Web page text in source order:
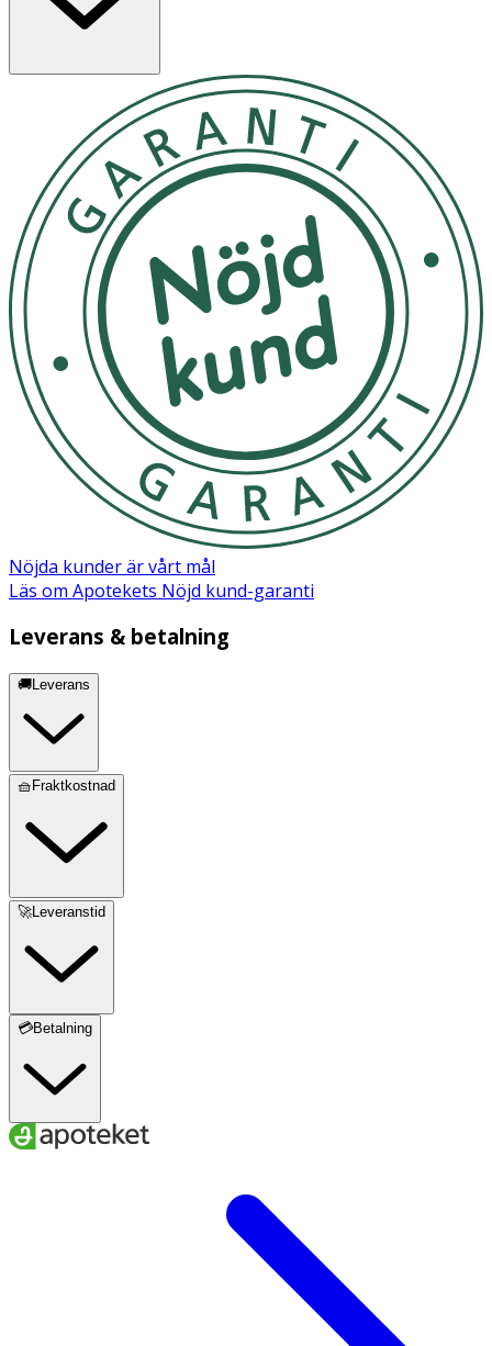
Applicera ett pumptryck på en
ansiktet tills huden är ren och allt smink/makeup och alla
orenheter har avlägsnats. Skölj av.
OK för gravida och ammande:
Ingredienser:
Aqua, PEG-7 Glyceryl Cocoate, Glycerin, Dipropylene
Glycol, Niacinamide, Polyacrylamide, C13-14 Isoparaffin,
Laureth-7, Betaine, Benzyl Alcohol, Carbomer,
Phenoxyethanol, Caprylyl Glycol, Hyaluronic Acid,
Xanthan Gum, Sodium Hydroxide, Disodium EDTA
Nöjda kunder är vårt mål
Läs om Apotekets Nöjd kund-garanti
Leverans & betalning
🚚Leverans
🧺Fraktkostnad
🚀Leveranstid
💳Betalning